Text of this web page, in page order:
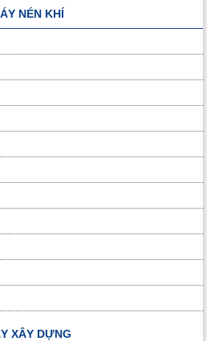
NÉN KHÍ
XÂY DỰNG